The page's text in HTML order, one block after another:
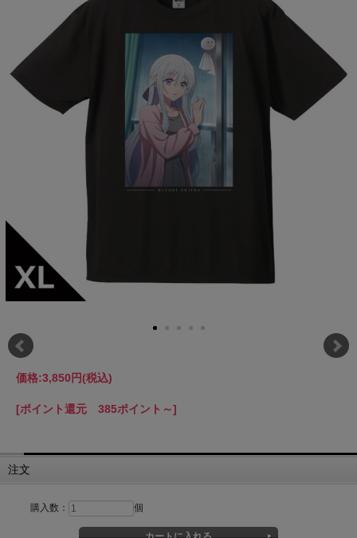
価格:3,850円(税込)
[ポイント還元 385ポイント～]
注文
購入数： 個